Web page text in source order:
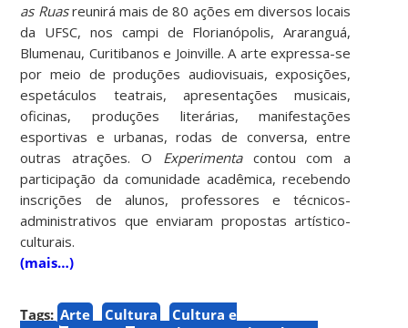
as Ruasreunirá mais de 80 ações em diversos locais
da UFSC, nos campi de Florianópolis, Araranguá,
Blumenau, Curitibanos e Joinville. A arte expressa-se
por meio de produções audiovisuais, exposições,
espetáculos teatrais, apresentações musicais,
oficinas, produções literárias, manifestações
esportivas e urbanas, rodas de conversa, entre
outras atrações.O Experimentacontou com a
participação da comunidade acadêmica, recebendo
inscrições de alunos, professores e técnicos-
administrativos que enviaram propostas artístico-
culturais.
(mais…)
Tags: Arte Cultura
Cultura e